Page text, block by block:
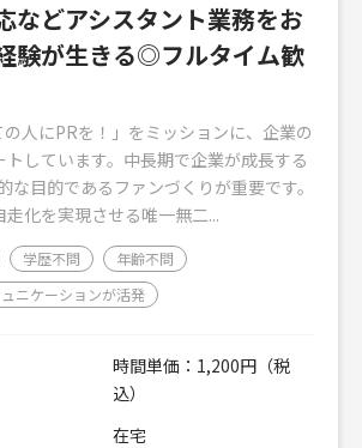
などアシスタント業務をお
験が生きる◎フルタイム歓
人にPRを！」をミッションに、企業の
トしています。中長期で企業が成長する
な目的であるファンづくりが重要です。
走化を実現させる唯一無二...
学歴不問
年齢不問
ニケーションが活発
時間単価：1,200円（税
込）
在宅